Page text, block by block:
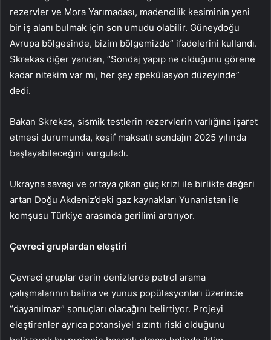
rezervler ve Mora Yarımadası, madencilik kesiminin yeni
bir iş alanı bulmak için son umudu olabilir. Güneydoğu
Avrupa bölgesinde, bizim bölgemizde” ifadelerini kullandı.
Skrekas diğer yandan, “Sondaj yapıp ne olduğunu görene
kadar nitekim var mı, her şey spekülasyon düzeyinde”
dedi.
Bakan Skrekas, sismik testlerin rezervlerin varlığına işaret
etmesi durumunda, keşif maksatlı sondajın 2025 yılında
başlayabileceğini vurguladı.
Ukrayna savaşı ve ortaya çıkan güç krizi ile birlikte değeri
artan Doğu Akdeniz’deki gaz kaynakları Yunanistan ile
komşusu Türkiye arasında gerilimi artırıyor.
Çevreci gruplardan eleştiri
Çevreci gruplar derin denizlerde petrol arama
çalışmalarının balina ve yunus popülasyonları üzerinde
“dayanılmaz” sonuçları olacağını belirtiyor. Projeyi
eleştirenler ayrıca potansiyel sızıntı riski olduğunu